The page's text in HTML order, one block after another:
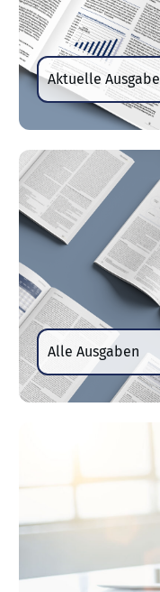
Aktuelle Ausgabe
Alle Ausgaben